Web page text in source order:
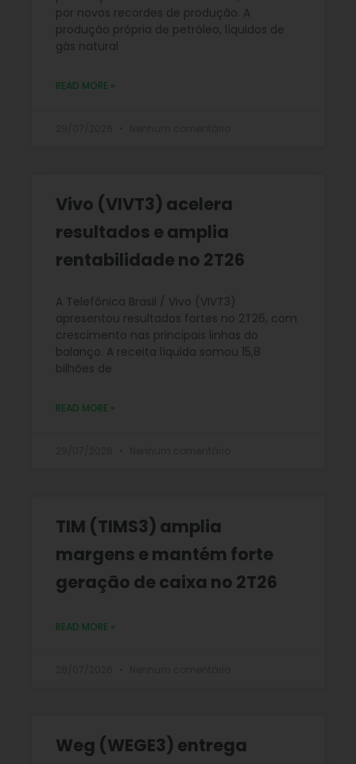
por novos recordes de produção. A
produção própria de petróleo, líquidos de
gás natural
READ MORE »
Vivo (VIVT3) acelera
resultados e amplia
rentabilidade no 2T26
A Telefônica Brasil / Vivo (VIVT3)
apresentou resultados fortes no 2T26, com
crescimento nas principais linhas do
balanço. A receita líquida somou 15,8
bilhões de
READ MORE »
TIM (TIMS3) amplia
margens e mantém forte
geração de caixa no 2T26
READ MORE »
Weg (WEGE3) entrega